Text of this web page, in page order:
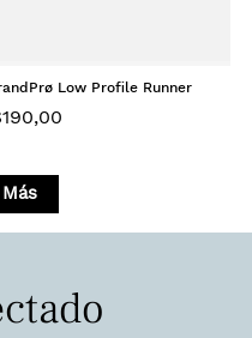
Low Profile Runner
190,00